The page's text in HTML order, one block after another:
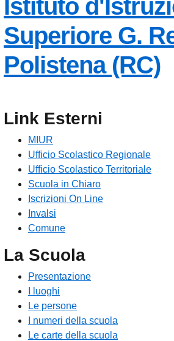
Istituto
Superiore G.
Polistena (RC)
Link Esterni
MIUR
Ufficio Scolastico Regionale
Ufficio Scolastico Territoriale
Scuola in Chiaro
Iscrizioni On Line
Invalsi
Comune
La Scuola
Presentazione
I luoghi
Le persone
I numeri della scuola
Le carte della scuola